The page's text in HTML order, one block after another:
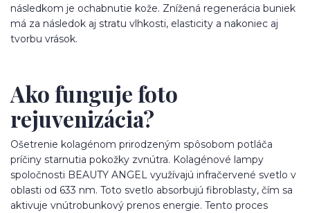
následkom je ochabnutie kože. Znížená regenerácia buniek
má za následok aj stratu vlhkosti, elasticity a nakoniec aj
tvorbu vrások.
Ako funguje foto
rejuvenizácia?
Ošetrenie kolagénom prirodzeným spôsobom potláča
príčiny starnutia pokožky zvnútra. Kolagénové lampy
spoločnosti BEAUTY ANGEL využívajú infračervené svetlo v
oblasti od 633 nm. Toto svetlo absorbujú fibroblasty, čím sa
aktivuje vnútrobunkový prenos energie. Tento proces